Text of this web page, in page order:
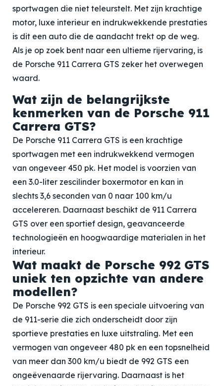
sportwagen die niet teleurstelt. Met zijn krachtige
motor, luxe interieur en indrukwekkende prestaties
is dit een auto die de aandacht trekt op de weg.
Als je op zoek bent naar een ultieme rijervaring, is
de Porsche 911 Carrera GTS zeker het overwegen
waard.
Wat zijn de belangrijkste
kenmerken van de Porsche 911
Carrera GTS?
De Porsche 911 Carrera GTS is een krachtige
sportwagen met een indrukwekkend vermogen
van ongeveer 450 pk. Het model is voorzien van
een 3.0-liter zescilinder boxermotor en kan in
slechts 3,6 seconden van 0 naar 100 km/u
accelereren. Daarnaast beschikt de 911 Carrera
GTS over een sportief design, geavanceerde
technologieën en hoogwaardige materialen in het
interieur.
Wat maakt de Porsche 992 GTS
uniek ten opzichte van andere
modellen?
De Porsche 992 GTS is een speciale uitvoering van
de 911-serie die zich onderscheidt door zijn
sportieve prestaties en luxe uitstraling. Met een
vermogen van ongeveer 480 pk en een topsnelheid
van meer dan 300 km/u biedt de 992 GTS een
ongeëvenaarde rijervaring. Daarnaast is het